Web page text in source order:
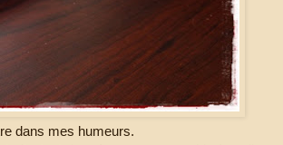
dans mes humeurs.